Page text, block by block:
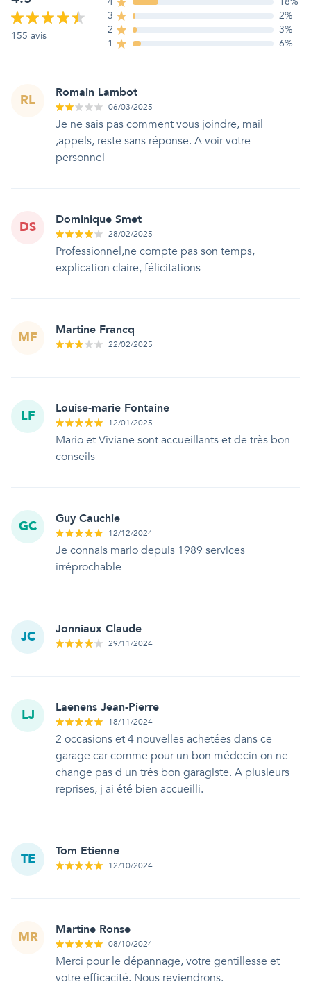
155 avis
3
2%
2
3%
1
6%
RL Romain Lambot
06/03/2025
Je ne sais pas comment vous joindre, mail
,appels, reste sans réponse. A voir votre
personnel
DS Dominique Smet
28/02/2025
Professionnel,ne compte pas son temps,
explication claire, félicitations
MF Martine Francq
22/02/2025
LF Louise-marie Fontaine
12/01/2025
Mario et Viviane sont accueillants et de très bon
conseils
GC Guy Cauchie
12/12/2024
Je connais mario depuis 1989 services
irréprochable
JC Jonniaux Claude
29/11/2024
LJ Laenens Jean-Pierre
18/11/2024
2 occasions et 4 nouvelles achetées dans ce
garage car comme pour un bon médecin on ne
change pas d un très bon garagiste. A plusieurs
reprises, j ai été bien accueilli.
TE Tom Etienne
12/10/2024
MR Martine Ronse
08/10/2024
Merci pour le dépannage, votre gentillesse et
votre efficacité. Nous reviendrons.